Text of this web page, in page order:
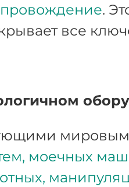
.
все
моечных